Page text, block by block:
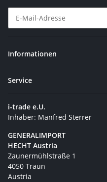
Informationen
Service
i-trade e.U.
Inhaber: Manfred Sterrer
GENERALIMPORT
HECHT Austria
Zaunermühlstraße 1
4050 Traun
Austria